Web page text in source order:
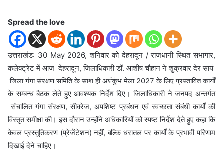
Spread the love
उत्तराखंड: 30 May 2026, शनिवार को देहरादून / राजधानी स्थित सभागार,
कलेक्ट्रेट में आज देहरादून, जिलाधिकारी डॉ. आशीष चौहान ने शुक्रवार देर सायं
जिला गंगा संरक्षण समिति के साथ ही अर्धकुंभ मेला 2027 के लिए प्रस्तावित कार्यों
के सम्बन्ध बैठक लेते हुए आवश्यक निर्देश दिए। जिलाधिकारी ने जनपद अन्तर्गत
संचालित गंगा संरक्षण, सीवरेज, अपशिष्ट प्रबंधन एवं स्वच्छता संबंधी कार्यों की
विस्तृत समीक्षा की। इस दौरान उन्होंने अधिकारियों को स्पष्ट निर्देश देते हुए कहा कि
केवल प्रस्तुतिकरण (प्रेजेंटेशन) नहीं, बल्कि धरातल पर कार्यों के प्रभावी परिणाम
दिखाई देने चाहिए।